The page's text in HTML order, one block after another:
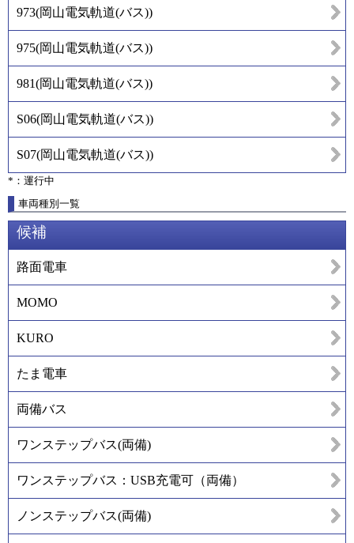
973(岡山電気軌道(バス))
975(岡山電気軌道(バス))
981(岡山電気軌道(バス))
S06(岡山電気軌道(バス))
S07(岡山電気軌道(バス))
*：運行中
車両種別一覧
候補
路面電車
MOMO
KURO
たま電車
両備バス
ワンステップバス(両備)
ワンステップバス：USB充電可（両備）
ノンステップバス(両備)